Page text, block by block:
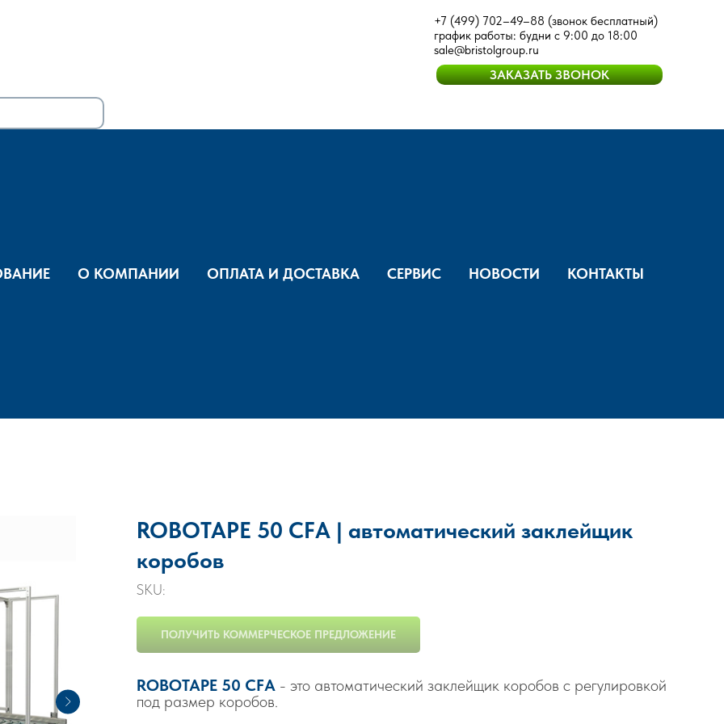
+7 (499) 702–49–88 (звонок бесплатный)
график работы: будни с 9:00 до 18:00
sale@bristolgroup.ru
ЗАКАЗАТЬ ЗВОНОК
О КОМПАНИИ ОПЛАТА И ДОСТАВКА СЕРВИС НОВОСТИ КОНТАКТЫ
ROBOTAPE 50 CFА | автоматический заклейщик
коробов
SKU:
ПОЛУЧИТЬ КОММЕРЧЕСКОЕ ПРЕДЛОЖЕНИЕ
ROBOTAPE 50 CFА - это автоматический заклейщик коробов с регулировкой
под размер коробов.